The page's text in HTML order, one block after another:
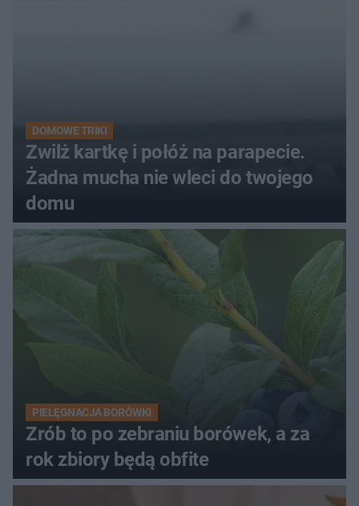
DOMOWE TRIKI
Zwilż kartkę i połóż na parapecie.
Żadna mucha nie wleci do twojego
domu
PIELĘGNACJA BORÓWKI
Zrób to po zebraniu borówek, a za
rok zbiory będą obfite